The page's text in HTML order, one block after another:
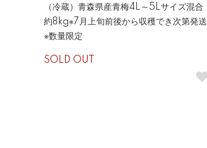
（冷蔵）青森県産青梅4L～5Lサイズ混合
約8kg※7月上旬前後から収穫でき次第発送
※数量限定
SOLD OUT